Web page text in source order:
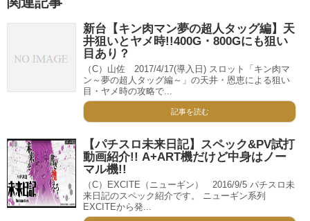
新台【キン肉マン夢の超人タッグ編】天
井狙いとヤメ時!!400G・800Gにも狙い
目あり？
（C）山佐 2017/4/17(導入日) スロット「キン肉マ
ン～夢の超人タッグ編～」の天井・恩恵による狙い
目・ヤメ時の攻略で...
記事を読む
【パチスロ未来日記】スペック&PV試打
動画紹介!! A+ART機だけど中身はノー
マル機!!
（C）EXCITE（ニューギン） 2016/9/5 パチスロ未
来日記のスペック紹介です。 ニューギン系列
EXCITEから発...